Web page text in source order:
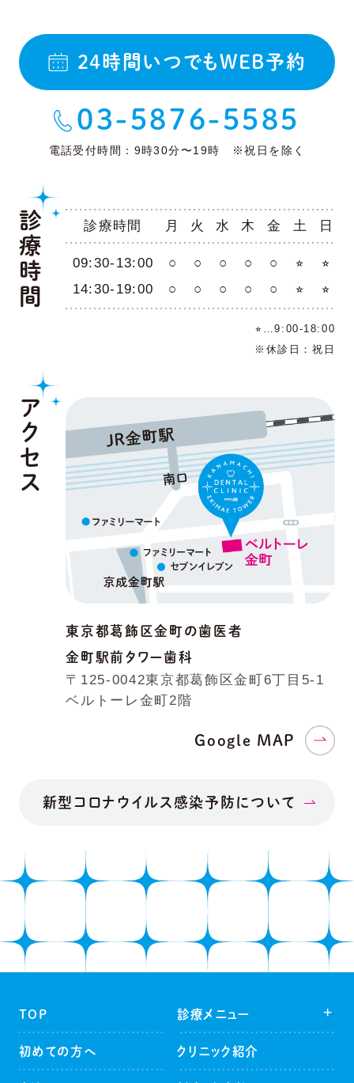
24時間いつでもWEB予約
03-5876-5585
電話受付時間：9時30分〜19時 ※祝日を除く
診療時間 診療時間 月 火 水 木 金 土 日
09:30-13:00 ○ ○ ○ ○ ○ ⭐︎
⭐︎
14:30-19:00
○ ○ ○ ○ ○ ⭐︎ ⭐︎
⭐︎…9:00-18:00
※休診日：祝日
アクセス
東京都葛飾区金町の歯医者
金町駅前タワー歯科
〒125-0042東京都葛飾区金町6丁目5-1
ベルトーレ金町2階
Google MAP
新型コロナウイルス感染予防について
TOP
初めての方へ
診療メニュー
・ 一般歯科（虫歯治療）
・ 予防⻭科
クリニック紹介